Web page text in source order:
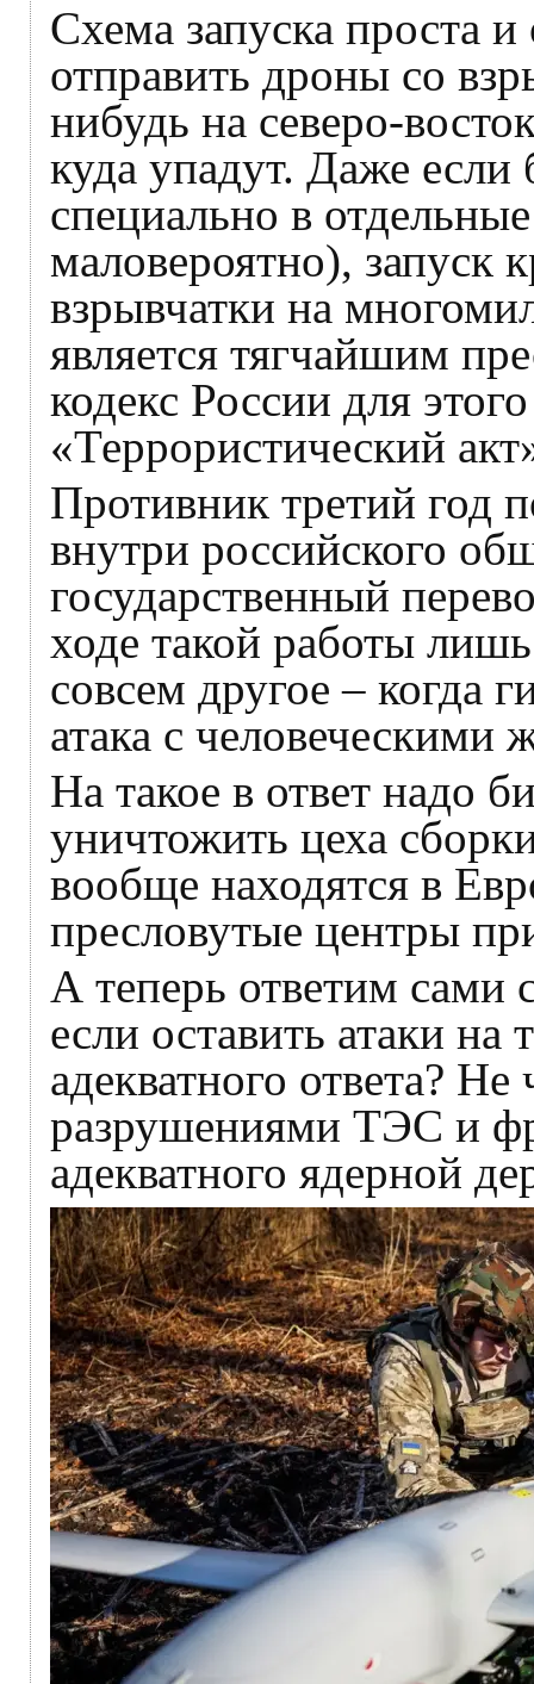
Схема запуска проста
отправить дроны со
нибудь на северо-
куда упадут. Даже
специально в
маловероятно), запуск
взрывчатки на
является тягчайшим
кодекс России для
«Террористический
Противник третий год
внутри российского
государственный
ходе такой работы
совсем другое – когда
атака с человеческими
На такое в ответ надо
уничтожить цеха
вообще находятся в
пресловутые центры
А теперь ответим сами
если оставить атаки
адекватного ответа?
разрушениями ТЭС и
адекватного ядерной